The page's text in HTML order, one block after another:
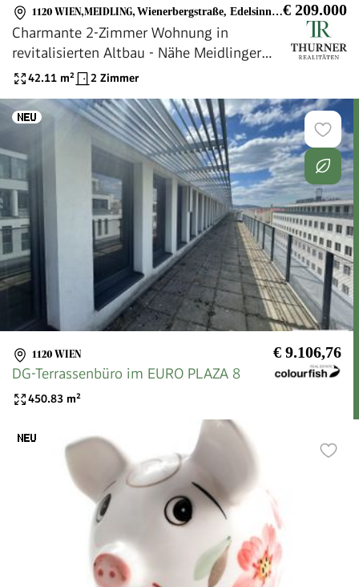
1120 WIEN,MEIDLING, Wienerbergstraße, Edelsinnstraße, Meidlinger Hauptstraße € 209.000
Charmante 2-Zimmer Wohnung in
revitalisierten Altbau - Nähe Meidlinger
Markt
42.11 m² 2 Zimmer
1120 WIEN € 9.106,76
DG-Terrassenbüro im EURO PLAZA 8
450.83 m²